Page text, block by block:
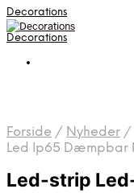
Decorations
Decorations
Forside / Nyheder /
Led Ip65 Dæmpbar
Led-strip